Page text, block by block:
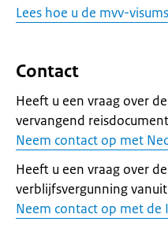
Lees hoe u de mvv-
Contact
Heeft u een vraag over
vervangend
Neem contact op met
Heeft u een vraag over
verblijfsvergunning
Neem contact op met de